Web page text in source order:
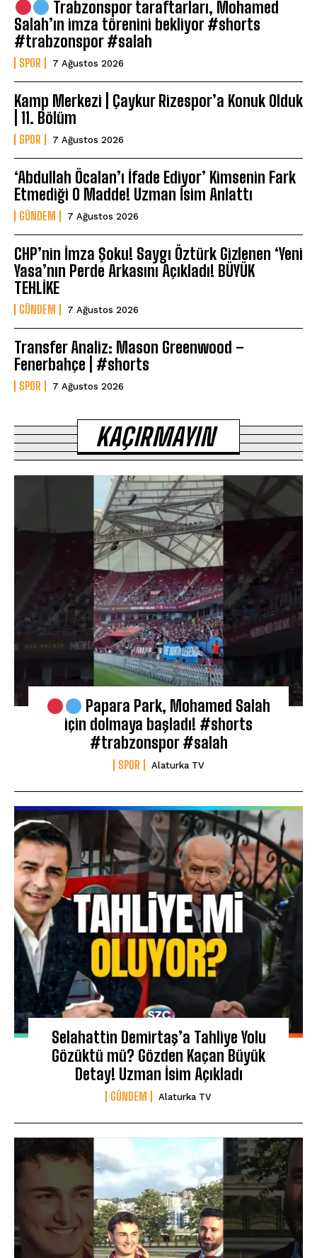
Trabzonspor taraftarları, Mohamed
Salah’ın imza törenini bekliyor #shorts
#trabzonspor #salah
SPOR 7 Ağustos 2026
Kamp Merkezi | Çaykur Rizespor’a Konuk Olduk
| 11. Bölüm
SPOR 7 Ağustos 2026
‘Abdullah Öcalan’ı İfade Ediyor’ Kimsenin Fark
Etmediği O Madde! Uzman İsim Anlattı
GÜNDEM 7 Ağustos 2026
CHP’nin İmza Şoku! Saygı Öztürk Gizlenen ‘Yeni
Yasa’nın Perde Arkasını Açıkladı! BÜYÜK
TEHLİKE
GÜNDEM 7 Ağustos 2026
Transfer Analiz: Mason Greenwood –
Fenerbahçe | #shorts
SPOR 7 Ağustos 2026
KAÇIRMAYIN
Papara Park, Mohamed Salah
için dolmaya başladı! #shorts
#trabzonspor #salah
SPOR Alaturka TV
Selahattin Demirtaş’a Tahliye Yolu
Gözüktü mü? Gözden Kaçan Büyük
Detay! Uzman İsim Açıkladı
GÜNDEM Alaturka TV